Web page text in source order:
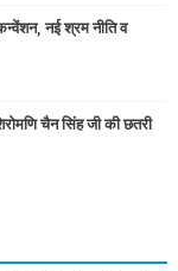
नई श्रम नीति व
चैन सिंह जी की छतरी